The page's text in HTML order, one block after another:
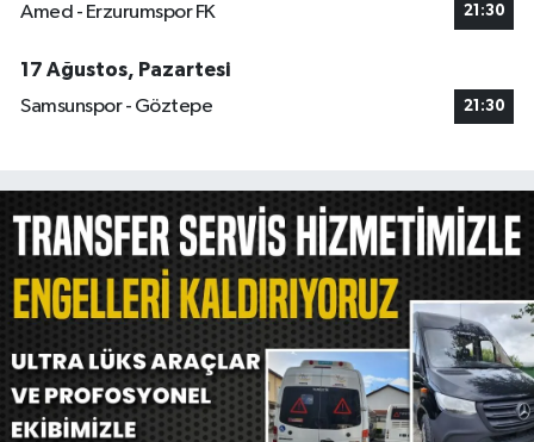
Amed - Erzurumspor FK 21:30
17 Ağustos, Pazartesi
Samsunspor - Göztepe
21:30